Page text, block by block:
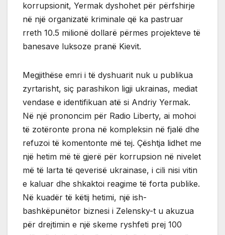
korrupsionit, Yermak dyshohet për përfshirje
në një organizatë kriminale që ka pastruar
rreth 10.5 milionë dollarë përmes projekteve të
banesave luksoze pranë Kievit.
Megjithëse emri i të dyshuarit nuk u publikua
zyrtarisht, siç parashikon ligji ukrainas, mediat
vendase e identifikuan atë si Andriy Yermak.
Në një prononcim për Radio Liberty, ai mohoi
të zotëronte prona në kompleksin në fjalë dhe
refuzoi të komentonte më tej. Çështja lidhet me
një hetim më të gjerë për korrupsion në nivelet
më të larta të qeverisë ukrainase, i cili nisi vitin
e kaluar dhe shkaktoi reagime të forta publike.
Në kuadër të këtij hetimi, një ish-
bashkëpunëtor biznesi i Zelensky-t u akuzua
për drejtimin e një skeme ryshfeti prej 100